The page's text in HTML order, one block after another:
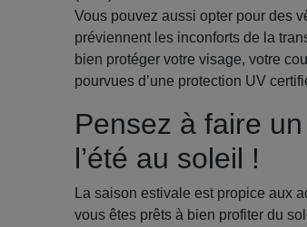
Vous pouvez aussi opter pour des
préviennent les inconforts de la
bien protéger votre visage, votre
pourvues d’une protection UV
Pensez à faire
l’été au soleil !
La saison estivale est propice aux
vous êtes prêts à bien profiter du